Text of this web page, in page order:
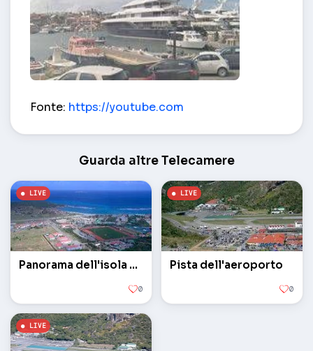
Fonte: https://youtube.com
Guarda altre Telecamere
Panorama dell'isola di Saint Barthelemy
0
Pista dell'aeroporto
0